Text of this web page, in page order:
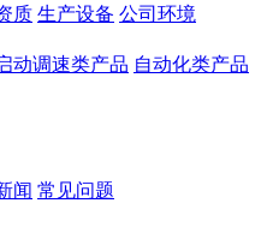
质 生产设备 公司环境
动调速类产品 自动化类产品
闻 常见问题